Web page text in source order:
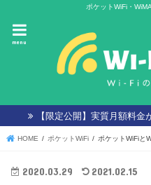
ポケットWiFi・
menu
【限定公開】実質月額料
HOME ポケットWiFi ポケットWiFiと
2020.03.29 2021.02.15